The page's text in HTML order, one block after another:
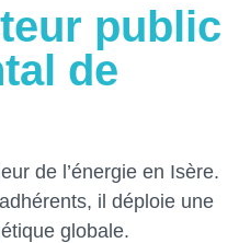
public
de
de l’énergie en Isère.
il déploie une
globale.